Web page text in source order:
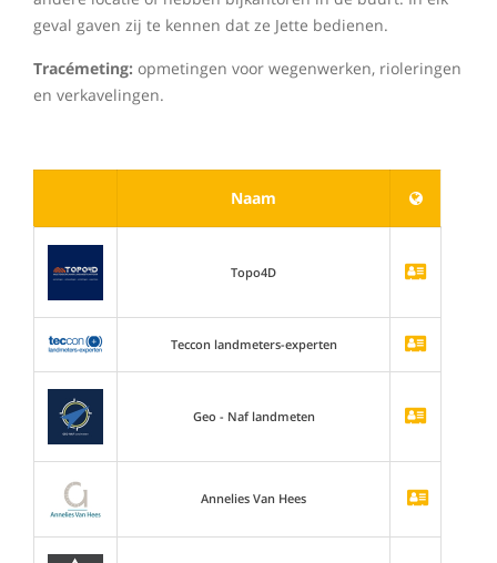
geval gaven zij te kennen dat ze Jette bedienen.
Tracémeting: opmetingen voor wegenwerken, rioleringen
en verkavelingen.
Naam
Topo4D
Teccon landmeters-experten
Geo - Naf landmeten
Annelies Van Hees